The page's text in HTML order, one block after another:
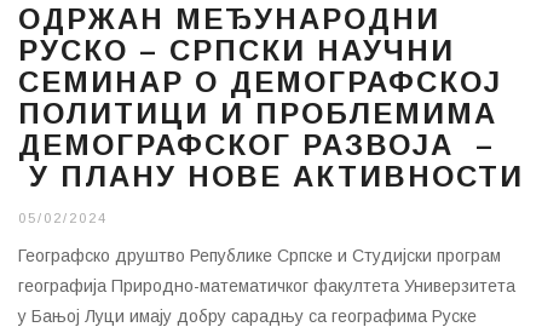
ОДРЖАН МЕЂУНАРОДНИ
РУСКО – СРПСКИ НАУЧНИ
СЕМИНАР О ДЕМОГРАФСКОЈ
ПОЛИТИЦИ И ПРОБЛЕМИМА
ДЕМОГРАФСКОГ РАЗВОЈА –
У ПЛАНУ НОВЕ АКТИВНОСТИ
05/02/2024
Географско друштво Републике Српске и Студијски програм
географија Природно-математичког факултета Универзитета
у Бањој Луци имају добру сарадњу са географима Руске